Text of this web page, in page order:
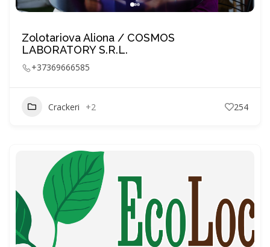
Zolotariova Aliona / COSMOS
LABORATORY S.R.L.
+37369666585
Crackeri +2 254